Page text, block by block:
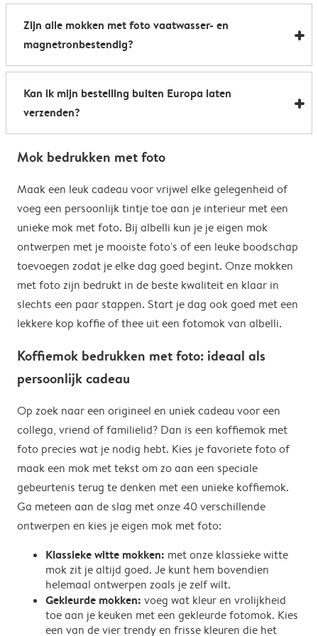
de kantine op het werk te voorzien van stijlvolle
koffiemokken met foto.
Al onze foto mokken hebben de afmetingen 8,2 x 9,5
cm. De inhoud bedraagt 285 ml.
Zijn alle mokken met foto vaatwasser- en
magnetronbestendig?
Bijna allemaal. Onze gepersonaliseerde foto mokken
kunnen zowel in de vaatwasser als in de magnetron.
Heel handig: je kunt er dus uit drinken, je drank
opwarmen en je fotomok na de afwas opnieuw
gebruiken. De enige uitzondering hierop zijn onze
de hand af te wassen om het magische
verrassingseffect zo goed mogelijk te behouden.
Kan ik mijn bestelling buiten Europa laten
verzenden?
afhankelijk van je afleveradres en worden deze tijdens
de verzendkosten voor bestellingen buiten de EU geen
eventuele bijkomende kosten van het land omvatten,
zoals invoerrechten, invoer-btw en douanekosten. Wij
zijn niet verantwoordelijk voor deze kosten. Je kunt
contact opnemen met je lokale douane-autoriteiten
om te zien of er extra kosten moeten worden betaald
voor je bestelling.
Mok bedrukken met foto
Maak een leuk cadeau voor vrijwel elke gelegenheid of
voeg een persoonlijk tintje toe aan je interieur met een
unieke mok met foto. Bij albelli kun je je eigen mok
ontwerpen met je mooiste foto's of een leuke boodschap
toevoegen zodat je elke dag goed begint. Onze mokken
met foto zijn bedrukt in de beste kwaliteit en klaar in
slechts een paar stappen. Start je dag ook goed met een
lekkere kop koffie of thee uit een fotomok van albelli.
Koffiemok bedrukken met foto: ideaal als
persoonlijk cadeau
Op zoek naar een origineel en uniek cadeau voor een
collega, vriend of familielid? Dan is een koffiemok met
foto precies wat je nodig hebt. Kies je favoriete foto of
maak een mok met tekst om zo aan een speciale
gebeurtenis terug te denken met een unieke koffiemok.
Ga meteen aan de slag met onze 40 verschillende
ontwerpen en kies je eigen mok met foto:
Klassieke witte mokken: met onze klassieke witte
mok zit je altijd goed. Je kunt hem bovendien
helemaal ontwerpen zoals je zelf wilt.
Gekleurde mokken: voeg wat kleur en vrolijkheid
toe aan je keuken met een gekleurde fotomok. Kies
een van de vier trendy en frisse kleuren die het